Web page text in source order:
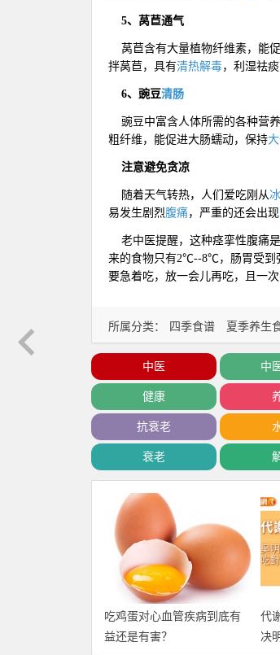
所属分类： 四季食谱 夏季养生
5、莴苣通气
莴苣含有大量植物纤维素，能
拌莴苣，具有清热解毒，利湿祛痰
6、豌豆清肠
豌豆中富含人体所需的各种营
粗纤维，能促进大肠蠕动，保持
注意避免贪凉
随着天气转热，人们爱吃刚从
易发生剧烈腹痛 ，严重的还会出现
老中医提醒，这种痉挛性腹痛
来的食物只有2℃--8℃，肠胃受到
要急着吃，放一会儿再吃，且一
中医 中
健康
抗衰老
衰老
吃鸡蛋对心血管疾病到底有
益还是有害？
代
决